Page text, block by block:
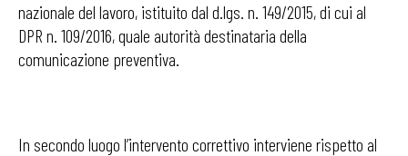
nazionale del lavoro, istituito dal d.lgs. n. 149/2015, di cui al
DPR n. 109/2016, quale autorità destinataria della
comunicazione preventiva.
In secondo luogo l’intervento correttivo interviene rispetto al